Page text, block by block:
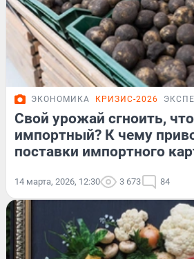
ЭКОНОМИКА КРИЗИС-2026
Свой урожай сгноить,
импортный? К чему
поставки импортного
14 марта, 2026, 12:30 3 673 84